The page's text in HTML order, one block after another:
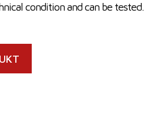
condition and can be tested.